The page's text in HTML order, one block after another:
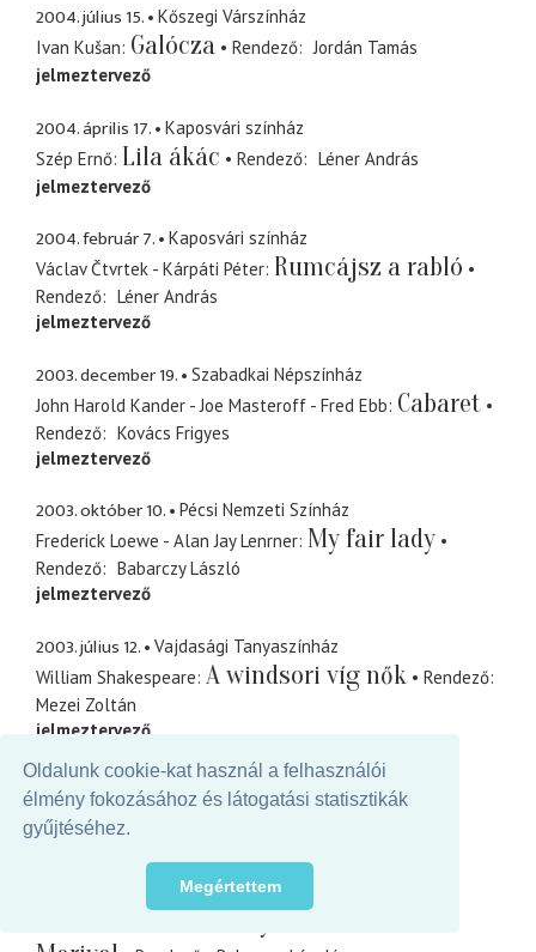
Oldalunk cookie-kat használ a felhasználói
élmény fokozásához és látogatási statisztikák
gyűjtéséhez.
Megértettem
2004. július 15.
Kőszegi Várszínház
Ivan Kušan Galócza Rendező
Jordán Tamás
jelmeztervező
2004. április 17.
Kaposvári színház
Szép Ernő Lila ákác Rendező
Léner András
jelmeztervező
2004. február 7.
Kaposvári színház
Václav Čtvrtek - Kárpáti Péter Rumcájsz a rabló
Rendező
Léner András
jelmeztervező
2003. december 19.
Szabadkai Népszínház
John Harold Kander - Joe Masteroff - Fred Ebb Cabaret
Rendező
Kovács Frigyes
jelmeztervező
2003. október 10.
Pécsi Nemzeti Színház
Frederick Loewe - Alan Jay Lenrner My fair lady
Rendező
Babarczy László
jelmeztervező
2003. július 12.
Vajdasági Tanyaszínház
William Shakespeare A windsori víg nők
Rendező
Mezei Zoltán
jelmeztervező
2003. április 22.
Szabadkai Népszínház
Doug Wright Toll Rendező
Hernyák György
jelmeztervező
Kaposvári színház